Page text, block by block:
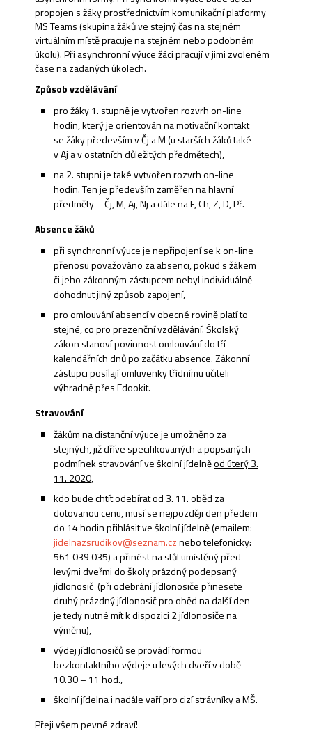
propojen s žáky prostřednictvím komunikační platformy
MS Teams (skupina žáků ve stejný čas na stejném
virtuálním místě pracuje na stejném nebo podobném
úkolu). Při asynchronní výuce žáci pracují v jimi zvoleném
čase na zadaných úkolech.
Způsob vzdělávání
pro žáky 1. stupně je vytvořen rozvrh on-line
hodin, který je orientován na motivační kontakt
se žáky především v Čj a M (u starších žáků také
v Aj a v ostatních důležitých předmětech),
na 2. stupni je také vytvořen rozvrh on-line
hodin. Ten je především zaměřen na hlavní
předměty – Čj, M, Aj, Nj a dále na F, Ch, Z, D, Př.
Absence žáků
při synchronní výuce je nepřipojení se k on-line
přenosu považováno za absenci, pokud s žákem
či jeho zákonným zástupcem nebyl individuálně
dohodnut jiný způsob zapojení,
pro omlouvání absencí v obecné rovině platí to
stejné, co pro prezenční vzdělávání. Školský
zákon stanoví povinnost omlouvání do tří
kalendářních dnů po začátku absence. Zákonní
zástupci posílají omluvenky třídnímu učiteli
výhradně přes Edookit.
Stravování
žákům na distanční výuce je umožněno za
stejných, již dříve specifikovaných a popsaných
podmínek stravování ve školní jídelněod úterý 3.
11. 2020,
kdo bude chtít odebírat od 3. 11. oběd za
dotovanou cenu, musí se nejpozději den předem
do 14 hodin přihlásit ve školní jídelně (emailem:
jidelnazsrudikov@seznam.cznebo telefonicky:
561 039 035) a přinést na stůl umístěný před
levými dveřmi do školy prázdný podepsaný
jídlonosič (při odebrání jídlonosiče přinesete
druhý prázdný jídlonosič pro oběd na další den –
je tedy nutné mít k dispozici 2 jídlonosiče na
výměnu),
výdej jídlonosičů se provádí formou
bezkontaktního výdeje u levých dveří v době
10.30 – 11 hod.,
školní jídelna i nadále vaří pro cizí strávníky a MŠ.
Přeji všem pevné zdraví!